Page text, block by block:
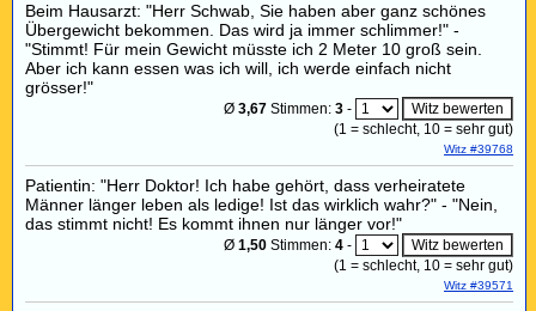
Beim Hausarzt: "Herr Schwab, Sie haben aber ganz schönes
Übergewicht bekommen. Das wird ja immer schlimmer!" -
"Stimmt! Für mein Gewicht müsste ich 2 Meter 10 groß sein.
Aber ich kann essen was ich will, ich werde einfach nicht
grösser!"
Ø 3,67 Stimmen: 3 -
(1 = schlecht, 10 = sehr gut)
Witz #39768
Patientin: "Herr Doktor! Ich habe gehört, dass verheiratete
Männer länger leben als ledige! Ist das wirklich wahr?" - "Nein,
das stimmt nicht! Es kommt ihnen nur länger vor!"
Ø 1,50 Stimmen: 4 -
(1 = schlecht, 10 = sehr gut)
Witz #39571